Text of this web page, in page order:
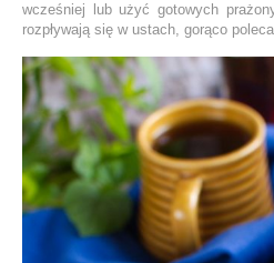
wcześniej lub użyć gotowych
rozpływają się w ustach, gorąco